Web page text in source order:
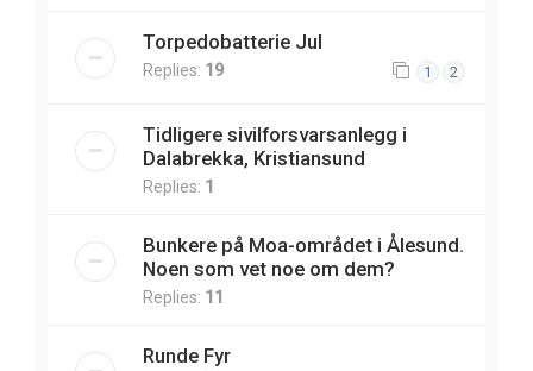
Torpedobatterie Jul
Replies: 19 1 2
Tidligere sivilforsvarsanlegg i
Dalabrekka, Kristiansund
Replies: 1
Bunkere på Moa-området i Ålesund.
Noen som vet noe om dem?
Replies: 11
Runde Fyr